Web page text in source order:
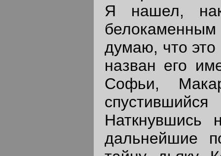
Я нашел,
думаю, что
назван его
Софьи,
Наткнувшись
дальнейшие